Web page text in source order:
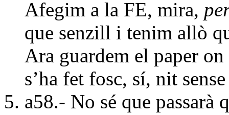
Afegim a la FE, mira,
que senzill i tenim allò
Ara guardem el paper
s’ha fet fosc, sí, nit
a58.- No sé que passarà